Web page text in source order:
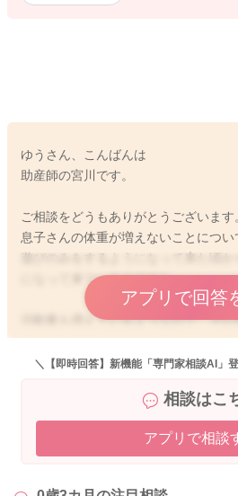
ゆうさん、こんばんは
助産師の宮川です。
ご相談をどうもありがとうございます
息子さんの体重が増えないことについ
遊びのみをするようになって来た頃か
になって来ているのですね。
活動量も増えているようなので、その
ともありそうに思いました。そうす
なってしまいます。
遊びのみをするようになってきたら
っている可能性があります。そのため
また寝ぼけているタイミングを狙っ
アプリで回答
＼【即時回答】新機能「専門家相談AI」
相談はこ
アプリで相談